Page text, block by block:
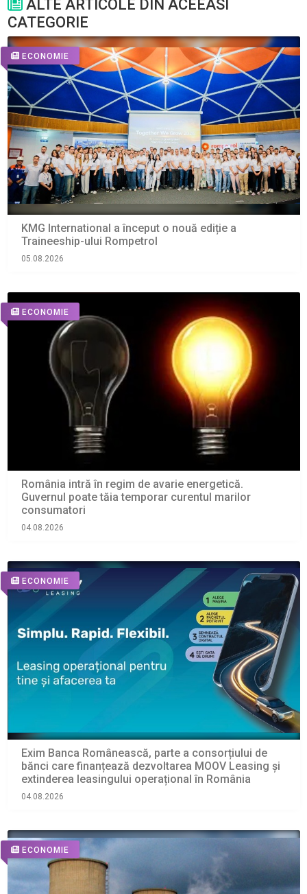
ALTE ARTICOLE DIN ACEEASI
CATEGORIE
ECONOMIE
KMG International a început o nouă ediție a
Traineeship-ului Rompetrol
05.08.2026
ECONOMIE
România intră în regim de avarie energetică.
Guvernul poate tăia temporar curentul marilor
consumatori
04.08.2026
ECONOMIE
Exim Banca Românească, parte a consorțiului de
bănci care finanțează dezvoltarea MOOV Leasing și
extinderea leasingului operațional în România
04.08.2026
ECONOMIE